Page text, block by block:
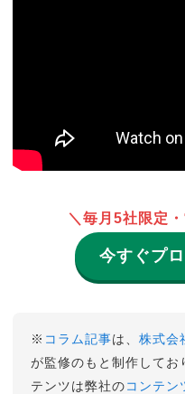
＼毎月5社限定
今すぐプ
※ コラム記事は、株式会
が監修のもと制作してお
テンツは弊社のコンテン